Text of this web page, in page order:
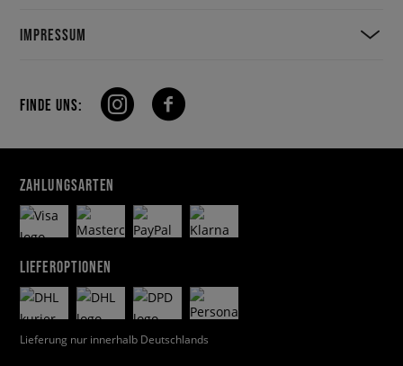
IMPRESSUM
FINDE UNS:
ZAHLUNGSARTEN
LIEFEROPTIONEN
Lieferung nur innerhalb Deutschlands